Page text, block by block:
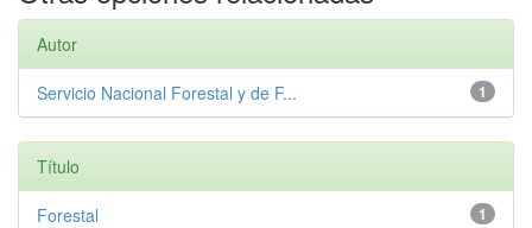
Autor
1
Servicio Nacional Forestal y de F...
Título
1
Forestal